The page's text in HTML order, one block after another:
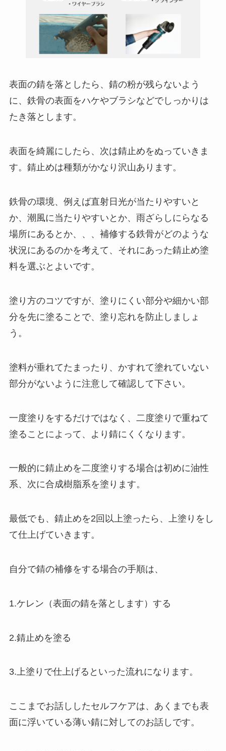
表面の錆を落としたら、錆の粉が残らないよう
に、鉄骨の表面をハケやブラシなどでしっかりは
たき落とします。
表面を綺麗にしたら、次は錆止めをぬっていきま
す。錆止めは種類がかなり沢山あります。
鉄骨の環境、例えば直射日光が当たりやすいと
か、潮風に当たりやすいとか、雨ざらしにらなる
場所にあるとか、、、補修する鉄骨がどのような
状況にあるのかを考えて、それにあった錆止め塗
料を選ぶとよいです。
塗り方のコツですが、塗りにくい部分や細かい部
分を先に塗ることで、塗り忘れを防止しましょ
う。
塗料が垂れてたまったり、かすれて塗れていない
部分がないように注意して確認して下さい。
一度塗りをするだけではなく、二度塗りで重ねて
塗ることによって、より錆にくくなります。
一般的に錆止めを二度塗りする場合は初めに油性
系、次に合成樹脂系を塗ります。
最低でも、錆止めを2回以上塗ったら、上塗りをし
て仕上げていきます。
自分で錆の補修をする場合の手順は、
1.ケレン（表面の錆を落とします）する
2.錆止めを塗る
3.上塗りで仕上げるといった流れになります。
ここまでお話ししたセルフケアは、あくまでも表
面に浮いている薄い錆に対してのお話しです。